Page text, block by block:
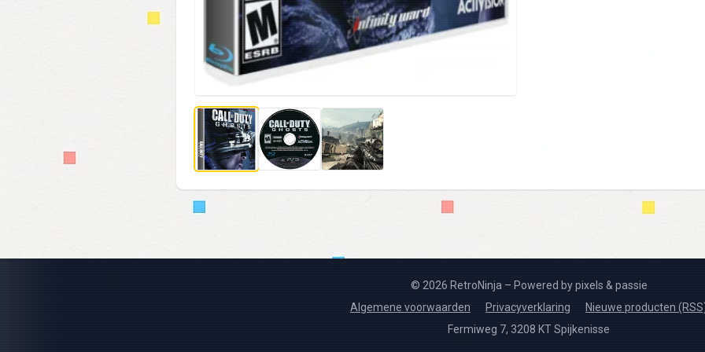
© 2026 RetroNinja – Powered by pixels & passie
Algemene voorwaarden
Privacyverklaring
Nieuwe producten
Fermiweg 7, 3208 KT Spijkenisse